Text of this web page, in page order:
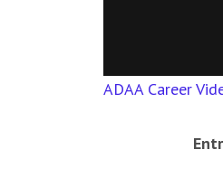
ADAA Career